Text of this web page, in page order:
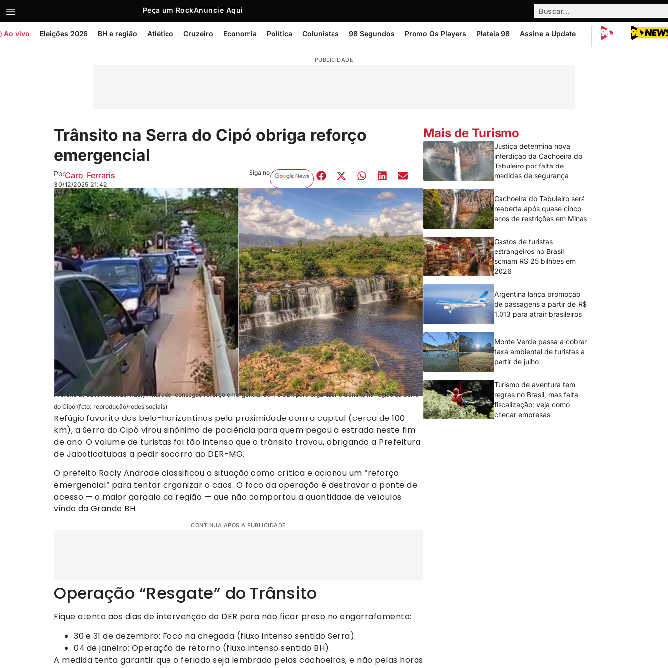
Peça um RockAnuncie Aqui
Ao vivo Eleições 2026 BH e região Atlético Cruzeiro Economia Política Colunistas 98 Segundos Promo Os Players Plateia 98 Assine a Update
PUBLICIDADE
Trânsito na Serra do Cipó obriga reforço
emergencial
PorCarol Ferraris
30/12/2025 21:42
Siga no
Prefeito de Jaboticatubas, Racly Andrade, consegue reforço emergencial com o DER para organizar o trânsito na região da Serra
do Cipó (foto: reprodução/redes sociais)
Refúgio favorito dos belo-horizontinos pela proximidade com a capital (cerca de 100
km), a Serra do Cipó virou sinônimo de paciência para quem pegou a estrada neste fim
de ano. O volume de turistas foi tão intenso que o trânsito travou, obrigando a Prefeitura
de Jaboticatubas a pedir socorro ao DER-MG.
O prefeito Racly Andrade classificou a situação como crítica e acionou um “reforço
emergencial” para tentar organizar o caos. O foco da operação é destravar a ponte de
acesso — o maior gargalo da região — que não comportou a quantidade de veículos
vindo da Grande BH.
CONTINUA APÓS A PUBLICIDADE
Operação “Resgate” do Trânsito
Fique atento aos dias de intervenção do DER para não ficar preso no engarrafamento:
30 e 31 de dezembro: Foco na chegada (fluxo intenso sentido Serra).
04 de janeiro: Operação de retorno (fluxo intenso sentido BH).
A medida tenta garantir que o feriado seja lembrado pelas cachoeiras, e não pelas horas
Mais de Turismo
Justiça determina nova
interdição da Cachoeira do
Tabuleiro por falta de
medidas de segurança
Cachoeira do Tabuleiro será
reaberta após quase cinco
anos de restrições em Minas
Gastos de turistas
estrangeiros no Brasil
somam R$ 25 bilhões em
2026
Argentina lança promoção
de passagens a partir de R$
1.013 para atrair brasileiros
Monte Verde passa a cobrar
taxa ambiental de turistas a
partir de julho
Turismo de aventura tem
regras no Brasil, mas falta
fiscalização; veja como
checar empresas